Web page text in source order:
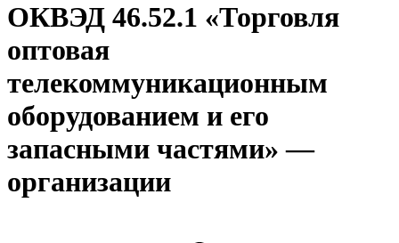
ОКВЭД 46.52.1 «Торговля
оптовая
телекоммуникационным
оборудованием и его
запасными частями» —
организации